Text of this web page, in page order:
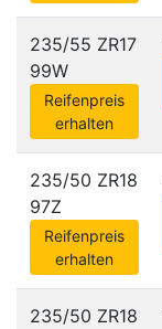
235/55 ZR17
99W
Reifenpreis
erhalten
235/50 ZR18
97Z
Reifenpreis
erhalten
235/50 ZR18